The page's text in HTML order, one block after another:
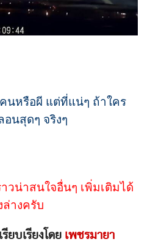
นหรือผี แต่ที่แน่ๆ ถ้าใคร
นสุดๆ จริงๆ
วน่าสนใจอื่นๆ เพิ่มเติมได้
ล่างครับ
ยบเรียงโดย เพชรมายา